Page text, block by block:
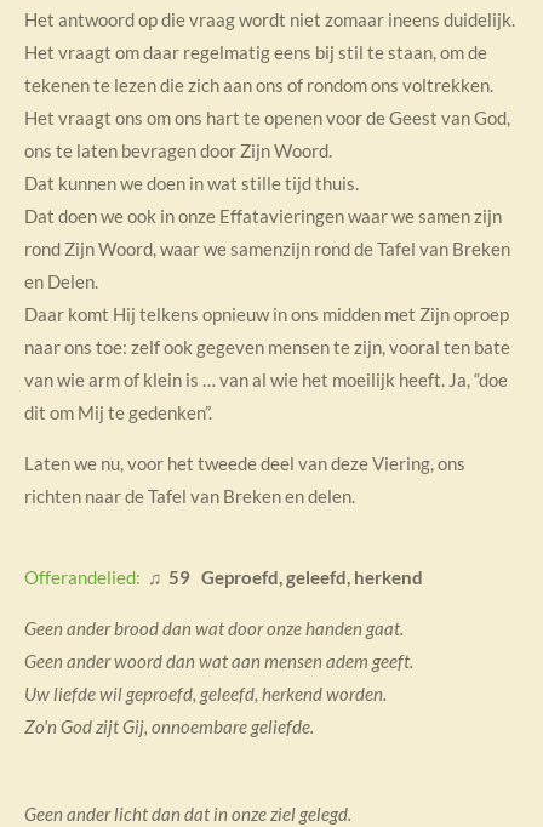
Het antwoord op die vraag wordt niet zomaar ineens duidelijk.
Het vraagt om daar regelmatig eens bij stil te staan, om de
tekenen te lezen die zich aan ons of rondom ons voltrekken.
Het vraagt ons om ons hart te openen voor de Geest van God,
ons te laten bevragen door Zijn Woord.
Dat kunnen we doen in wat stille tijd thuis.
Dat doen we ook in onze Effatavieringen waar we samen zijn
rond Zijn Woord, waar we samenzijn rond de Tafel van Breken
en Delen.
Daar komt Hij telkens opnieuw in ons midden met Zijn oproep
naar ons toe: zelf ook gegeven mensen te zijn, vooral ten bate
van wie arm of klein is … van al wie het moeilijk heeft. Ja, “doe
dit om Mij te gedenken”.
Laten we nu, voor het tweede deel van deze Viering, ons
richten naar de Tafel van Breken en delen.
Offerandelied: ♫ 59 Geproefd, geleefd, herkend
Geen ander brood dan wat door onze handen gaat.
Geen ander woord dan wat aan mensen adem geeft.
Uw liefde wil geproefd, geleefd, herkend worden.
Zo'n God zijt Gij, onnoembare geliefde.
Geen ander licht dan dat in onze ziel gelegd.